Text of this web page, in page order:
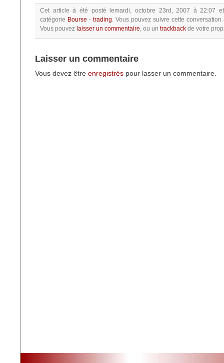
Cet article à été posté lemardi, octobre 23rd, 2007 à 22:07
catégorie Bourse - trading. Vous pouvez suivre cette conversation
Vous pouvez laisser un commentaire, ou un trackback de votre
Laisser un commentaire
Vous devez être enregistrés pour lasser un commentaire.